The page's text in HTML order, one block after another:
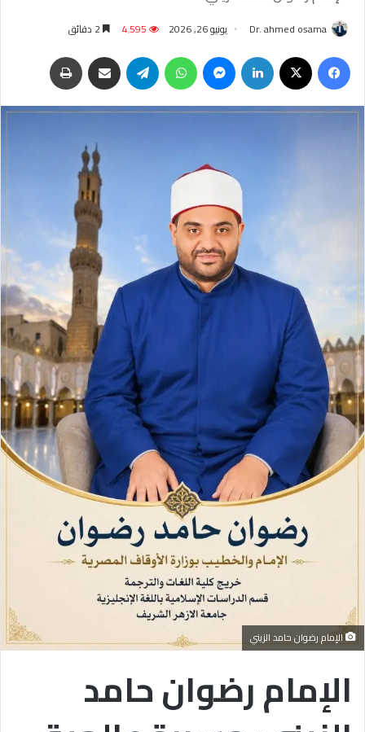
Dr. ahmed osama يونيو 26, 2026 4٬595
الإمام رضوان حامد الزيني
الإمام رضوان حامد